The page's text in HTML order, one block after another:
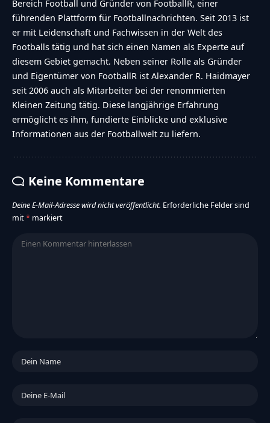
Bereich Football und Gründer von FootballR, einer
führenden Plattform für Footballnachrichten. Seit 2013 ist
er mit Leidenschaft und Fachwissen in der Welt des
Footballs tätig und hat sich einen Namen als Experte auf
diesem Gebiet gemacht. Neben seiner Rolle als Gründer
und Eigentümer von FootballR ist Alexander R. Haidmayer
seit 2006 auch als Mitarbeiter bei der renommierten
Kleinen Zeitung tätig. Diese langjährige Erfahrung
ermöglicht es ihm, fundierte Einblicke und exklusive
Informationen aus der Footballwelt zu liefern.
Keine Kommentare
Deine E-Mail-Adresse wird nicht veröffentlicht. Erforderliche Felder sind
mit* markiert